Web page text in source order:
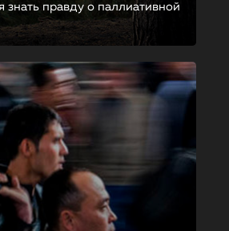
правду о паллиативной